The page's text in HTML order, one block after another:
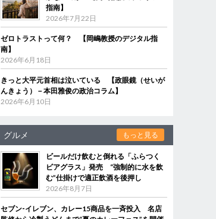
指南】
2026年7月22日
ゼロトラストって何？ 【岡嶋教授のデジタル指
南】
2026年6月18日
きっと大平元首相は泣いている 【政眼鏡（せいが
んきょう）－本田雅俊の政治コラム】
2026年6月10日
グルメ もっと見る
ビールだけ飲むと倒れる「ふらつく
ビアグラス」発売 “強制的に水を飲
む”仕掛けで適正飲酒を後押し
2026年8月7日
セブン‐イレブン、カレー15商品を一斉投入 名店